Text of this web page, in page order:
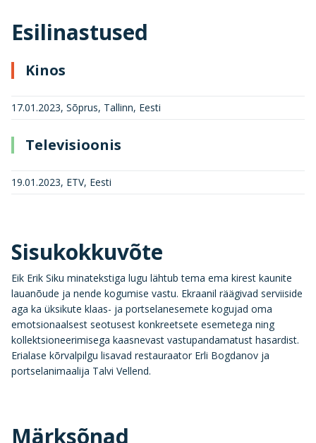
Esilinastused
Kinos
17.01.2023, Sõprus, Tallinn, Eesti
Televisioonis
19.01.2023, ETV, Eesti
Sisukokkuvõte
Eik Erik Siku minatekstiga lugu lähtub tema ema kirest kaunite
lauanõude ja nende kogumise vastu. Ekraanil räägivad serviiside
aga ka üksikute klaas- ja portselanesemete kogujad oma
emotsionaalsest seotusest konkreetsete esemetega ning
kollektsioneerimisega kaasnevast vastupandamatust hasardist.
Erialase kõrvalpilgu lisavad restauraator Erli Bogdanov ja
portselanimaalija Talvi Vellend.
Märksõnad